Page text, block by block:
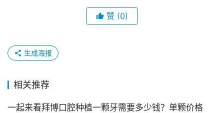
赞 (0)
生成海报
相关推荐
一起来看拜博口腔种植一颗牙需要多少钱？单颗价格